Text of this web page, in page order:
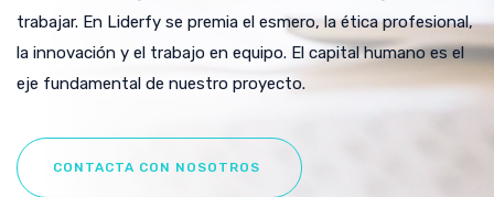
trabajar. En Liderfy se premia el esmero, la ética profesional,
la innovación y el trabajo en equipo. El capital humano es el
eje fundamental de nuestro proyecto.
CONTACTA CON NOSOTROS